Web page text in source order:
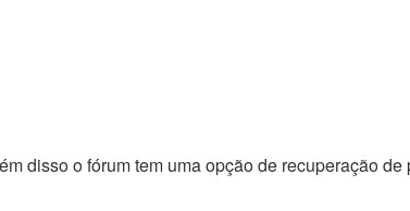
disso o fórum tem uma opção de recuperação de